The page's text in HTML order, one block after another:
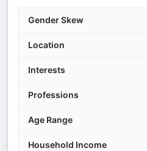
Gender Skew
Location
Interests
Professions
Age Range
Household Income